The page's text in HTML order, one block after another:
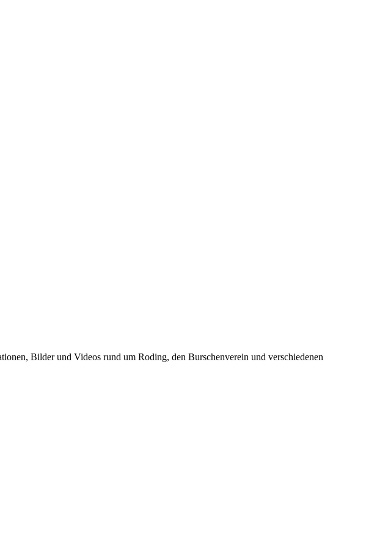
Bilder und Videos rund um Roding, den Burschenverein und verschiedenen